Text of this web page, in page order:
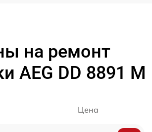
на ремонт
AEG DD 8891 M
Цена